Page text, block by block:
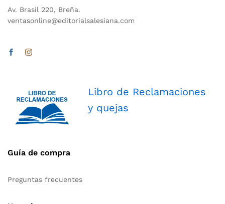
Av. Brasil 220, Breña.
ventasonline@editorialsalesiana.com
Libro de Reclamaciones
y quejas
Guía de compra
Preguntas frecuentes